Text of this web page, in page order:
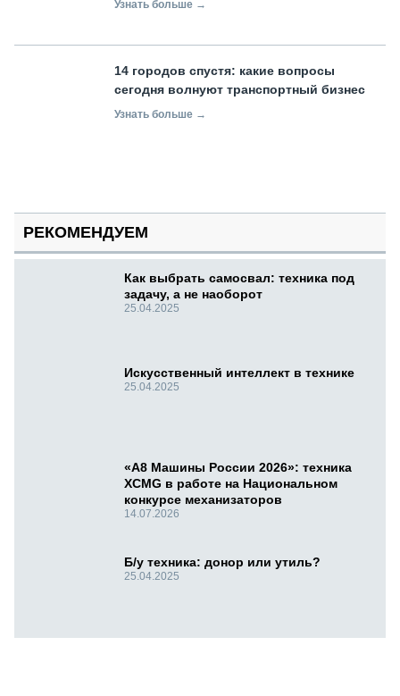
Узнать больше →
14 городов спустя: какие вопросы
сегодня волнуют транспортный бизнес
Узнать больше →
РЕКОМЕНДУЕМ
Как выбрать самосвал: техника под
задачу, а не наоборот
25.04.2025
Искусственный интеллект в технике
25.04.2025
«А8 Машины России 2026»: техника
XCMG в работе на Национальном
конкурсе механизаторов
14.07.2026
Б/у техника: донор или утиль?
25.04.2025